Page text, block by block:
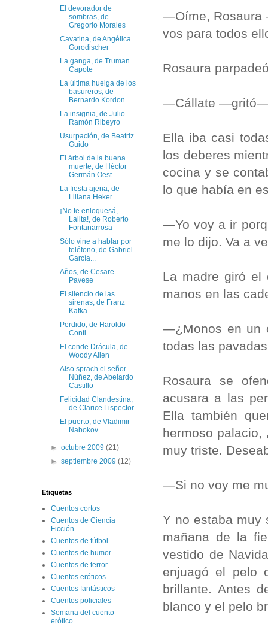
—Oíme, Rosaura
vos para todos
Rosaura
—Cállate —gritó—.
Ella iba casi
los deberes
cocina y se
lo que había en
—Yo voy a ir
me lo dijo. Va a
La madre giró el
manos en las
—¿Monos en un
todas las
Rosaura se
acusara a las
Ella también
hermoso palacio,
muy triste.
—Si no voy me
Y no estaba muy
mañana de la
vestido de
enjuagó el pelo
brillante. Antes
blanco y el pelo
El devorador de
sombras, de
Gregorio Morales
Cavatina, de Angélica
Gorodischer
La ganga, de Truman
Capote
La última huelga de los
basureros, de
Bernardo Kordon
La insignia, de Julio
Ramón Ribeyro
Usurpación, de Beatriz
Guido
El árbol de la buena
muerte, de Héctor
Germán Oest...
La fiesta ajena, de
Liliana Heker
¡No te enloquesá,
Lalita!, de Roberto
Fontanarrosa
Sólo vine a hablar por
teléfono, de Gabriel
García...
Años, de Cesare
Pavese
El silencio de las
sirenas, de Franz
Kafka
Perdido, de Haroldo
Conti
El conde Drácula, de
Woody Allen
Also sprach el señor
Núñez, de Abelardo
Castillo
Felicidad Clandestina,
de Clarice Lispector
El puerto, de Vladimir
Nabokov
►octubre 2009(21)
►septiembre 2009(12)
Etiquetas
Cuentos cortos
Cuentos de Ciencia
Ficción
Cuentos de fútbol
Cuentos de humor
Cuentos de terror
Cuentos eróticos
Cuentos fantásticos
Cuentos policiales
Semana del cuento
erótico